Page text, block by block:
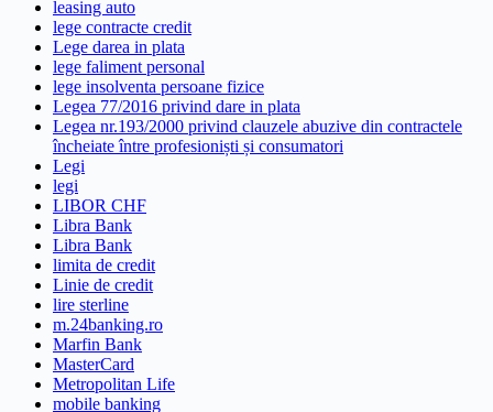
leasing auto
lege contracte credit
Lege darea in plata
lege faliment personal
lege insolventa persoane fizice
Legea 77/2016 privind dare in plata
Legea nr.193/2000 privind clauzele abuzive din contractele
încheiate între profesioniști și consumatori
Legi
legi
LIBOR CHF
Libra Bank
Libra Bank
limita de credit
Linie de credit
lire sterline
m.24banking.ro
Marfin Bank
MasterCard
Metropolitan Life
mobile banking